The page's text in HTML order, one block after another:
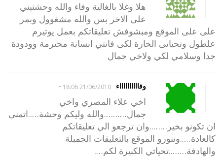
هلا وغلا بالغالية وفاء والله وحشتيني
على الاخر بس والله مشغوول وبمر
على على الموقع ومبشوفش تعليقاتكم بعمل يوتيرم
علطول وتحياتى الحارة لكى فانتي انسانة محترمة وودودة
جدا وسلامي لكي ولاخي جمال
وفااااااااااء 21/06/2010 18:06
-
اخي علاء المصري واخي
جمال……….والله وليكم وحشة…..اتمنى
ان تكونو بخير……..وان ترجعو الي تعليقاتكم
كالعادة…..وتنورو الموقع بالتعليقات الجميلة
والهادفة……..تحياتي الكبيرة لكم….